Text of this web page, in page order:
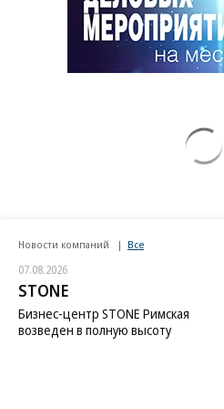
Новости компаний Все
07.08.2026
STONE
Бизнес-центр STONE Римская
возведен в полную высоту